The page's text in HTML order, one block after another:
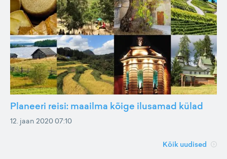
Planeeri reisi: maailma kõige ilusamad külad
12. jaan 2020 07:10
Kõik uudised